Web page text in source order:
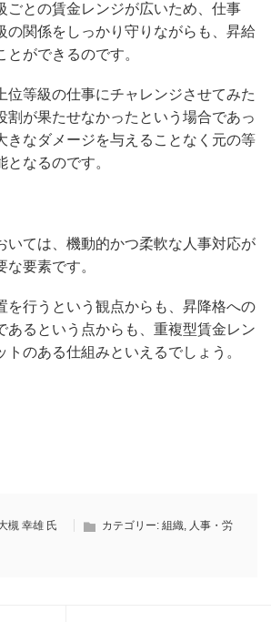
ごとの賃金レンジが広いため、仕事
の関係をしっかり守りながらも、昇給
ができるのです。
位等級の仕事にチャレンジさせてみた
割が果たせなかったという場合であっ
きなダメージを与えることなく元の等
なるのです。
いては、機動的かつ柔軟な人事対応が
要素です。
を行うという観点からも、昇降格への
あるという点からも、重複型賃金レン
トのある仕組みといえるでしょう。
槻 幸雄 氏 カテゴリー: 組織, 人事・労